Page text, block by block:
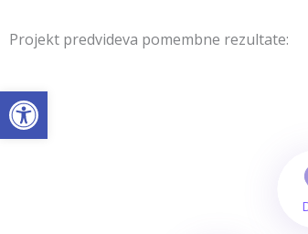
naProjekt predvideva pomembne rezultate:
Open toolbar